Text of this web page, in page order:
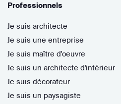
Professionnels
Je suis architecte
Je suis une entreprise
Je suis maître d'oeuvre
Je suis un architecte d'intérieur
Je suis décorateur
Je suis un paysagiste